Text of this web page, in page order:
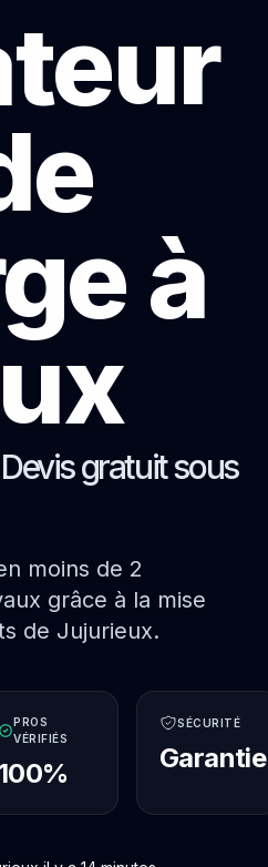
à
gratuit sous
moins de 2
grâce à la mise
de Jujurieux.
PROS
VÉRIFIÉS
100%
SÉCURITÉ
Garantie